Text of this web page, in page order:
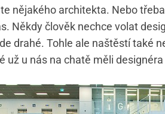
nějakého architekta. Nebo
Někdy člověk nechce volat
drahé. Tohle ale naštěstí také
už u nás na chatě měli